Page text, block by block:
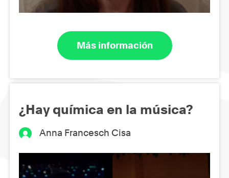
Más información
¿Hay química en la música?
Anna Francesch Cisa